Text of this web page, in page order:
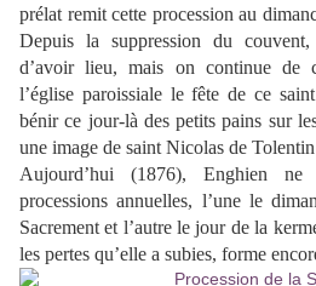
prélat remit cette procession au
Depuis la suppression du
d’avoir lieu, mais on continue de
l’église paroissiale le fête de ce
bénir ce jour-là des petits pains sur
une image de saint Nicolas de
Aujourd’hui (1876), Enghien
processions annuelles, l’une le
Sacrement et l’autre le jour de la
les pertes qu’elle a subies, forme